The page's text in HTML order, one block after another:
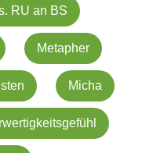
RU an BS
Metapher
Micha